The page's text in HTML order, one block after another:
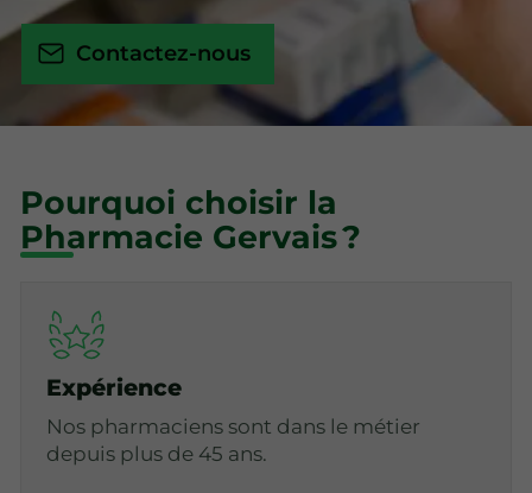
Contactez-nous
Pourquoi choisir la
Pharmacie Gervais ?
Expérience
Nos pharmaciens sont dans le métier
depuis plus de 45 ans.